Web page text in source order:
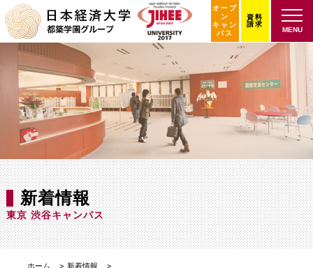
オープ
ン
キャン
パス
資料
請求
MENU
新着情報
東京 渋谷キャンパス
ホーム 新着情報